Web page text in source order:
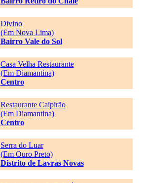
Divino
(Em Nova Lima)
Bairro Vale do Sol
Casa Velha Restaurante
(Em Diamantina)
Centro
Restaurante Caipirão
(Em Diamantina)
Centro
Serra do Luar
(Em Ouro Preto)
Distrito de Lavras Novas